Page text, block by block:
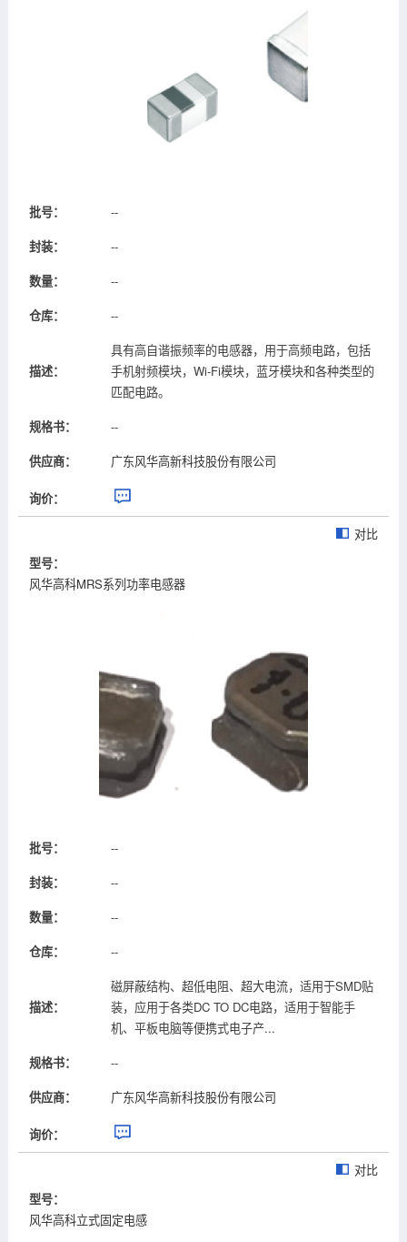
批号：
--
封装：
--
数量：
--
仓库：
--
描述：
具有高自谐振频率的电感器，用于高频电路，包括
手机射频模块，Wi-Fi模块，蓝牙模块和各种类型的
匹配电路。
规格书：
--
供应商：
广东风华高新科技股份有限公司
询价：
型号：
风华高科MRS系列功率电感器
对比
批号：
--
封装：
--
数量：
--
仓库：
--
描述：
磁屏蔽结构、超低电阻、超大电流，适用于SMD贴
装，应用于各类DC TO DC电路，适用于智能手
机、平板电脑等便携式电子产...
规格书：
--
供应商：
广东风华高新科技股份有限公司
询价：
型号：
风华高科立式固定电感
对比